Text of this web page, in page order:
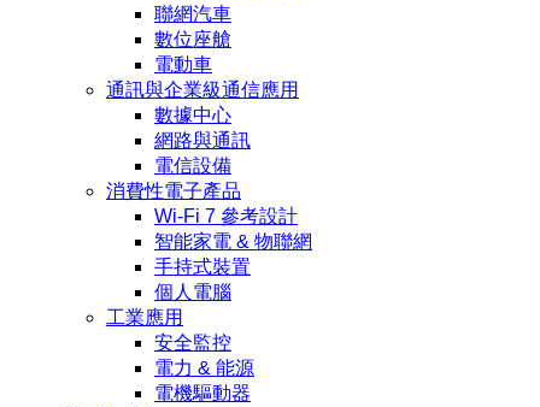
聯網汽車
數位座艙
電動車
通訊與企業級通信應用
數據中心
網路與通訊
電信設備
消費性電子產品
Wi-Fi 7 參考設計
智能家電 & 物聯網
手持式裝置
個人電腦
工業應用
安全監控
電力 & 能源
電機驅動器